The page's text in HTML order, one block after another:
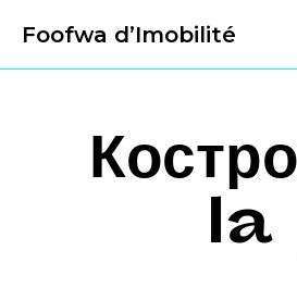
Foofwa d’Imobilité